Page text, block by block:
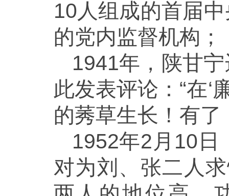
10人组成的首届
的党内监督机构；
1941年，陕甘
此发表评论：“在‘
的莠草生长！有了
1952年2月10日
对为刘、张二人